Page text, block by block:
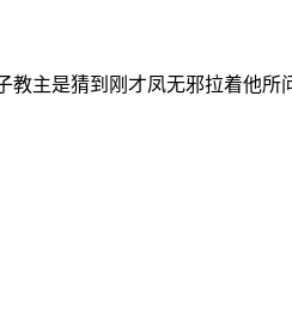
主是猜到刚才凤无邪拉着他所